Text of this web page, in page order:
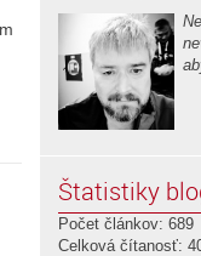
Štatistiky
Počet článkov: 689
Celková čítanosť: